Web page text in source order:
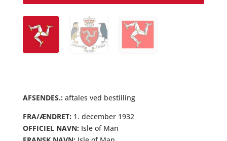
AFSENDES.: aftales ved bestilling
FRA/ÆNDRET: 1. december 1932
OFFICIEL NAVN: Isle of Man